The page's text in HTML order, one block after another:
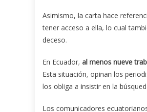
Asimismo, la carta hace
tener acceso a ella, lo cual
deceso.
En Ecuador, al menos nueve
Esta situación, opinan los
los obliga a insistir en la
Los comunicadores